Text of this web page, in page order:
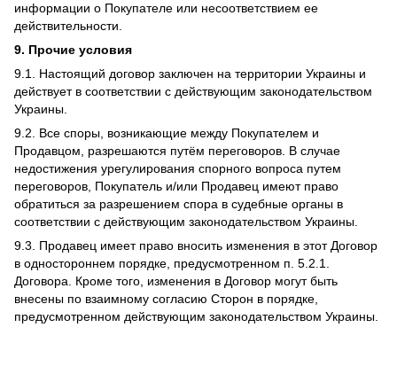
информации о Покупателе или несоответствием ее
действительности.
9. Прочие условия
9.1. Настоящий договор заключен на территории Украины и
действует в соответствии с действующим законодательством
Украины.
9.2. Все споры, возникающие между Покупателем и
Продавцом, разрешаются путём переговоров. В случае
недостижения урегулирования спорного вопроса путем
переговоров, Покупатель и/или Продавец имеют право
обратиться за разрешением спора в судебные органы в
соответствии с действующим законодательством Украины.
9.3. Продавец имеет право вносить изменения в этот Договор
в одностороннем порядке, предусмотренном п. 5.2.1.
Договора. Кроме того, изменения в Договор могут быть
внесены по взаимному согласию Сторон в порядке,
предусмотренном действующим законодательством Украины.